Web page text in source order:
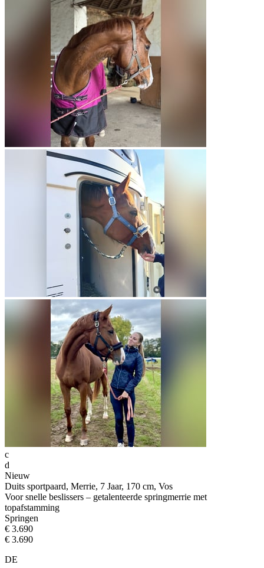
c
d
Nieuw
Duits sportpaard, Merrie, 7 Jaar, 170 cm, Vos
Voor snelle beslissers – getalenteerde springmerrie met
topafstamming
Springen
€ 3.690
€ 3.690
DE